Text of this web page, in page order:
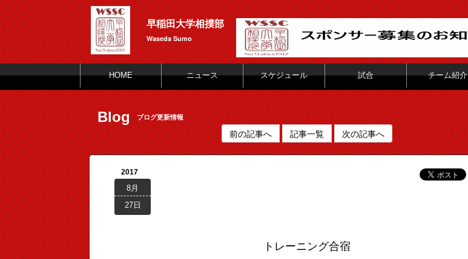
早稲田大学相撲部
Waseda Sumo
HOME ニュース スケジュール 試合 チーム紹介
Blog ブログ更新情報
前の記事へ 記事一覧 次の記事へ
2017
8月
27日
トレーニング合宿